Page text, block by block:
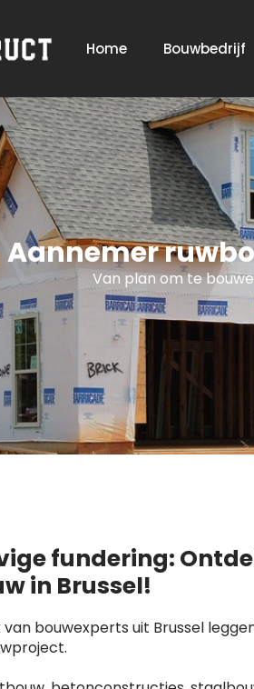
Home Bouwbedrijf
Aannemer
Van plan om te
fundering:
in Brussel!
bouwexperts uit Brussel